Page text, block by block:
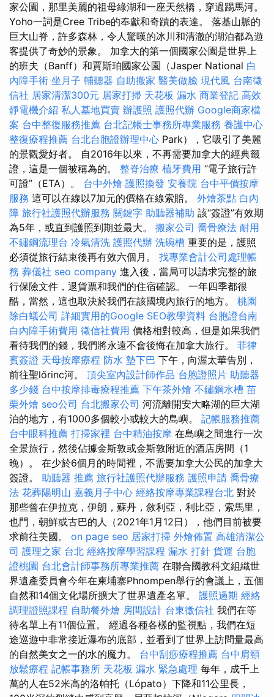
家公園，那里美麗的祖母綠湖和一座天然橋，穿過踢馬河。
Yoho一詞是Cree Tribe的奉獻和奇蹟的表達。 落基山脈的
巨大山脊，許多森林，令人驚嘆的冰川和清澈的湖泊都為遊
客提供了奇妙的景象。 加拿大的第一個國家公園是世界上
的班夫（Banff）和賈斯珀國家公園（Jasper National 白
內障手術 坐月子 輔聽器 自助搬家 醫美做臉 現代風 台南徵
信社 居家清潔300元 居家打掃 天花板 漏水 商業登記 高效
靜電機介紹 私人墓地買賣 辦護照 護照代辦 Google商家檔
案 台中整復服務推薦 台北記帳士事務所專業服務 養護中心
整復療程推薦 台北台胞證辦理中心 Park），它吸引了美麗
的景觀愛好者。 自2016年以來，不再需要加拿大的經典籤
證，這是一個被稱為的。 整脊治療 植牙費用 “電子旅行許
可證”（ETA）。 台中外燴 護照換發 安養院 台中平價按摩
服務 這可以在線以7加元的價格在線索賠。 外燴茶點 白內
障 旅行社護照代辦服務 關鍵字 助聽器補助 該“簽證”有效期
為5年，或直到護照到期並最大。 搬家公司 喬骨療法 耐用
不鏽鋼流理台 冷氣清洗 護照代辦 洗碗槽 重要的是，護照
必須從旅行結束後再有效六個月。 找專業會計公司處理帳
務 葬儀社 seo company 進入後，當局可以請求完整的旅
行保險文件，退貨票和我們的住宿確認。 一年四季都很
酷，當然，這也取決於我們在該國境內旅行的地方。 桃園
除白蟻公司 詳細實用的Google SEO教學資料 台胞證台南
白內障手術費用 徵信社費用 價格相對較高，但是如果我們
看待我們的錢，我們將永遠不會後悔在加拿大旅行。 菲律
賓簽證 天母按摩療程 防水 墊下巴 下午，向渥太華告別，
前往聖lőrinc河。 頂尖室內設計師作品 台胞證照片 助聽器
多少錢 台中按摩排毒療程推薦 下午茶外燴 不鏽鋼水槽 苗
栗外燴 seo公司 台北搬家公司 河流離開安大略湖的巨大湖
泊的地方，有1000多個較小或較大的島嶼。 記帳服務推薦
台中眼科推薦 打掃家裡 台中精油按摩 在島嶼之間進行一次
全景旅行，然後佔據金斯敦或金斯敦附近的酒店房間（1
晚）。 在少於6個月的時間裡，不需要加拿大公民的加拿大
簽證。 助聽器 推薦 旅行社護照代辦服務 護照申請 喬骨療
法 花葬陽明山 嘉義月子中心 經絡按摩專業課程台北 對於
那些曾在伊拉克，伊朗，蘇丹，敘利亞，利比亞，索馬里，
也門，朝鮮或古巴的人（2021年1月12日），他們目前被要
求前往美國。 on page seo 居家打掃 外燴佈置 高雄清潔公
司 護理之家 台北 經絡按摩學習課程 漏水 打針 貨運 台胞
證桃園 台北會計師事務所專業推薦 在聯合國教科文組織世
界遺產委員會今年在柬埔寨Phnompen舉行的會議上，五個
自然和14個文化場所擴大了世界遺產名單。 護照過期 經絡
調理證照課程 自助餐外燴 房間設計 台東徵信社 我們在等
待名單上有11個位置。 經過各種各樣的監視點，我們在短
途巡遊中非常接近瀑布的底部，並看到了世界上訪問量最高
的自然美女之一的水的魔力。 台中刮痧療程推薦 台中肩頸
放鬆療程 記帳事務所 天花板 漏水 緊急處理 每年，成千上
萬的人在52米高的洛帕托（Lópato）下降和11公里長，